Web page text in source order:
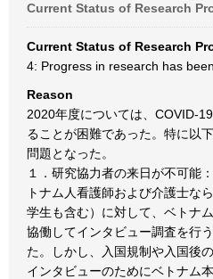
Current Status of Research
Current Status of Research
4: Progress in research has
Reason
2020年度については、COVID-
ることが困難であった。特に以
問題となった。
１．研究協力者の来日が不可能
トナム人看護師および介護士な
学生も含む）に対して、ベトナ
協働してインタビュー調査を行
た。しかし、入国規制や入国後
インタビューのためにベトナム